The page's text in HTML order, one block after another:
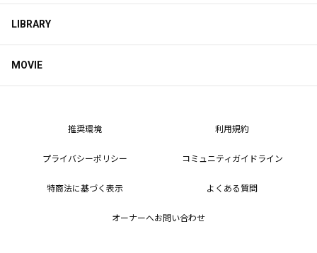
LIBRARY
MOVIE
推奨環境 利用規約
プライバシーポリシー コミュニティガイドライン
特商法に基づく表示 よくある質問
オーナーへお問い合わせ